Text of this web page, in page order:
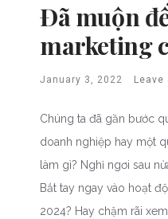
Đã muộn
marketing
January 3, 2022 Leave
Chúng ta đã gần bước
doanh nghiệp hay một
làm gì? Nghỉ ngơi sau
Bắt tay ngay vào hoạt
2024? Hay chậm rãi